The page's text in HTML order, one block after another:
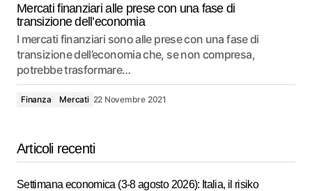
Mercati finanziari alle prese con una fase di
transizione dell’economia
I mercati finanziari sono alle prese con una fase di
transizione dell’economia che, se non compresa,
potrebbe trasformare…
Finanza Mercati 22 Novembre 2021
Articoli recenti
Settimana economica (3-8 agosto 2026): Italia, il risiko